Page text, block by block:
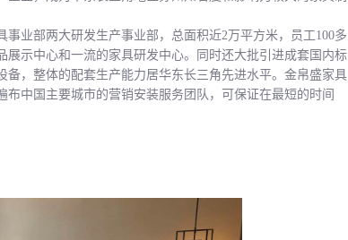
部两大研发生产事业部，总面积近2万平方米，员工100多
展示中心和一流的家具研发中心。同时还大批引进成套国内标
备，整体的配套生产能力居华东长三角先进水平。金帛盛家具
中国主要城市的营销安装服务团队，可保证在最短的时间